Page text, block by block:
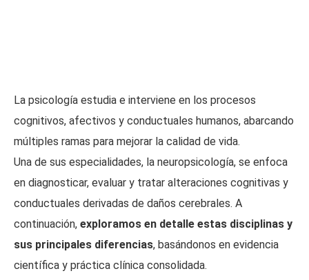
La psicología estudia e interviene en los procesos
cognitivos, afectivos y conductuales humanos, abarcando
múltiples ramas para mejorar la calidad de vida.
Una de sus especialidades, la neuropsicología, se enfoca
en diagnosticar, evaluar y tratar alteraciones cognitivas y
conductuales derivadas de daños cerebrales. A
continuación, exploramos en detalle estas disciplinas y
sus principales diferencias, basándonos en evidencia
científica y práctica clínica consolidada.